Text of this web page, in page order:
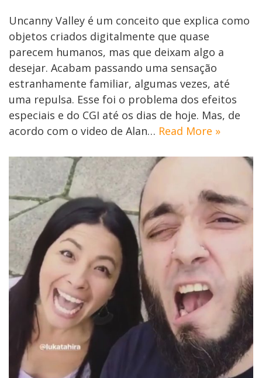
Uncanny Valley é um conceito que explica como
objetos criados digitalmente que quase
parecem humanos, mas que deixam algo a
desejar. Acabam passando uma sensação
estranhamente familiar, algumas vezes, até
uma repulsa. Esse foi o problema dos efeitos
especiais e do CGI até os dias de hoje. Mas, de
acordo com o video de Alan… Read More »